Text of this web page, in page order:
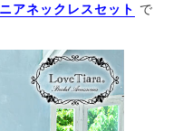
アネックレスセット で